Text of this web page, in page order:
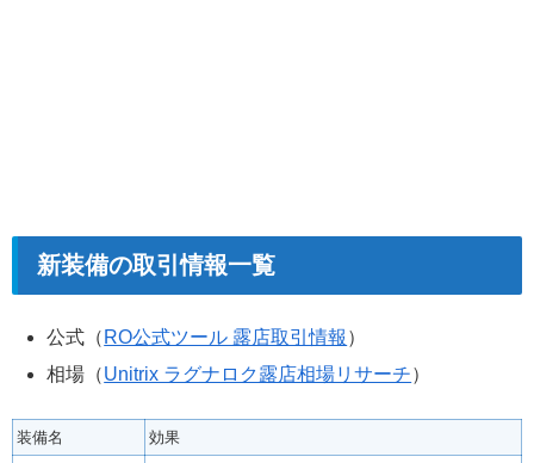
新装備の取引情報一覧
公式（ RO公式ツール 露店取引情報 ）
相場（Unitrix ラグナロク露店相場リサーチ）
装備名 効果